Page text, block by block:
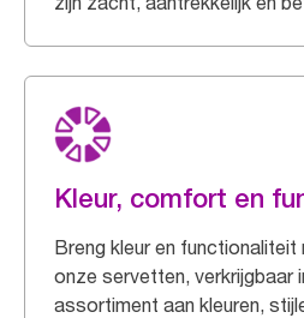
Kleur, comfort en
Breng kleur en
onze servetten, verkrijgbaar
assortiment aan kleuren,